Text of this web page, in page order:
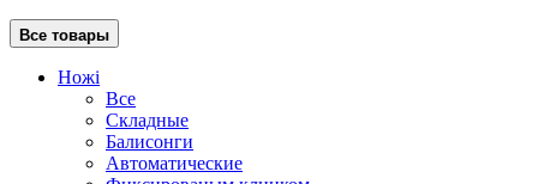
Все товары
Ножі
Все
Складные
Балисонги
Автоматические